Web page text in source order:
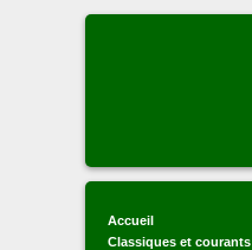
Accueil
Classiques et courants